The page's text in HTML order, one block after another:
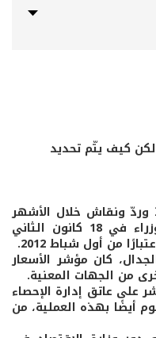
لكن كيف يتّم تحديد
وردّ ونقاش خلال الأشهر
الأخيرة، إلى أن أقرّها مجلس الوزراء في 18 كانون الثاني
من أول شباط 2012.
كان مؤشر الأسعار
من الجهات المعنية.
على عاتق إدارة الإحصاء
أيضًا بهذه العملية، من